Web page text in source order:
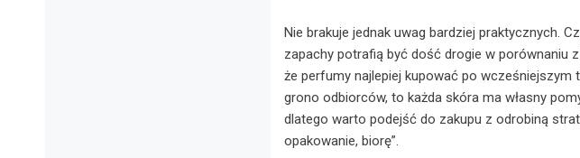
Nie brakuje jednak uwag bardziej praktycznych.
zapachy potrafią być dość drogie w porównaniu
że perfumy najlepiej kupować po
grono odbiorców, to każda skóra ma własny
dlatego warto podejść do zakupu z odrobiną
opakowanie, biorę”.